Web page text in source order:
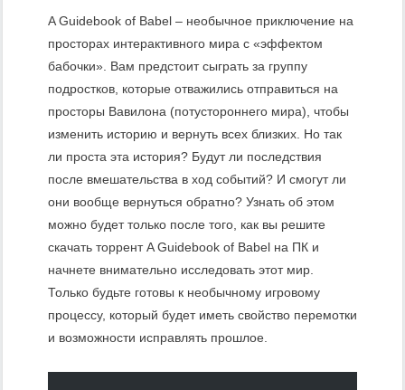
A Guidebook of Babel – необычное приключение на
просторах интерактивного мира с «эффектом
бабочки». Вам предстоит сыграть за группу
подростков, которые отважились отправиться на
просторы Вавилона (потустороннего мира), чтобы
изменить историю и вернуть всех близких. Но так
ли проста эта история? Будут ли последствия
после вмешательства в ход событий? И смогут ли
они вообще вернуться обратно? Узнать об этом
можно будет только после того, как вы решите
скачать торрент A Guidebook of Babel на ПК и
начнете внимательно исследовать этот мир.
Только будьте готовы к необычному игровому
процессу, который будет иметь свойство перемотки
и возможности исправлять прошлое.